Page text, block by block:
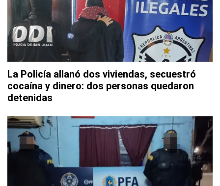
La Policía allanó dos viviendas, secuestró
cocaína y dinero: dos personas quedaron
detenidas